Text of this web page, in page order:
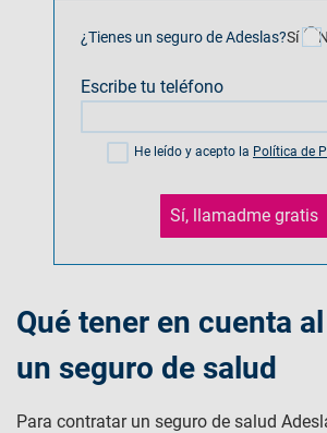
¿Tienes un seguro de Adeslas?Sí
Escribe tu teléfono
He leído y acepto la Política de
Sí, llamadme gratis
Qué tener en cuenta
un seguro de salud
Para contratar un seguro de salud